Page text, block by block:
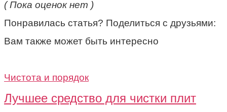
( Пока оценок нет )
Понравилась статья? Поделиться с друзьями:
Вам также может быть интересно
Чистота и порядок
Лучшее средство для чистки плит